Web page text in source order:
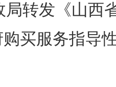
局转发《山西
买服务指导